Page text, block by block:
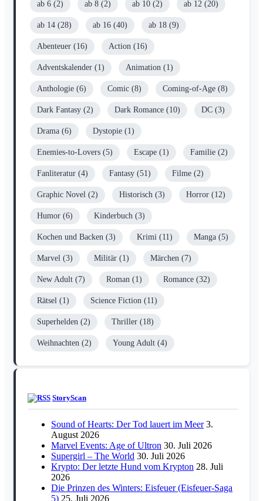
ab 6 (2) ab 8 (2) ab 10 (2) ab 12 (20)
ab 14 (28) ab 16 (40) ab 18 (9)
Abenteuer (16) Action (16)
Adventskalender (1) Animation (1)
Anthologie (6) Comic (8) Coming-of-Age (8)
Dark Fantasy (2) Dark Romance (10) DC (3)
Drama (6) Dystopie (1)
Enemies-to-Lovers (5) Escape (1) Familie (2)
Fanliteratur (4) Fantasy (51) Filme (2)
Graphic Novel (2) Historisch (3) Horror (12)
Humor (6) Kinderbuch (3)
Kochen und Backen (3) Krimi (11) Manga (5)
Marvel (3) Militär (1) Märchen (7)
New Adult (7) Roman (1) Romance (32)
Rätsel (1) Science Fiction (11)
Superhelden (2) Thriller (18)
Weihnachten (2) Young Adult (4)
StoryScan
Sound of Hearts: Der Tod lauert im Meer 3.
August 2026
Marvel Events: Age of Ultron 30. Juli 2026
Supergirl – The World 30. Juli 2026
Krypto: Der letzte Hund vom Krypton 28. Juli
2026
Die Prinzen des Winters: Eisfeuer (Eisfeuer-Saga
5) 25. Juli 2026